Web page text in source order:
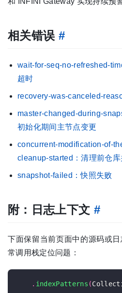
相关错误 #
wait-for-seq-no-refreshed-
超时
recovery-was-canceled-
master-changed-during-
初始化期间主节点变更
concurrent-modification-of-
cleanup-started：清理前仓库
snapshot-failed：快照失败
附：日志上下文 #
下面保留当前页面中的源码或
常调用栈定位问题：
. indexPatterns (